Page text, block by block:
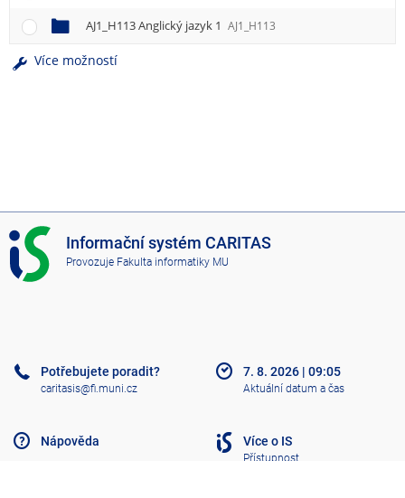
AJ1_H113 Anglický jazyk 1 AJ1_H113
Více možností
I
S
C
A
Informační systém CARITAS
Provozuje Fakulta informatiky MU
Potřebujete poradit?
caritasis@fi.muni.cz
Nápověda
7. 8. 2026 | 09:05
Aktuální datum a čas
Více o IS
Přístupnost